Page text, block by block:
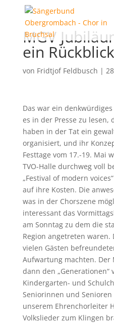
MGV
ein Rückblick
von Fridtjof Feldbusch |
Das war ein
es in der Presse zu
haben in der Tat ein
organisiert, und ihr
Festtage vom 17.-19. Mai
TVO-Halle durchweg voll
„Festival of modern
auf ihre Kosten. Die
was in der Chorszene
interessant das
am Sonntag zu dem die
Region angetreten
vielen Gästen
Aufwartung machten. Der
dann den
Kindergarten- und
Seniorinnen und
unserem Ehrenchorleiter
Volkslieder zum Klingen